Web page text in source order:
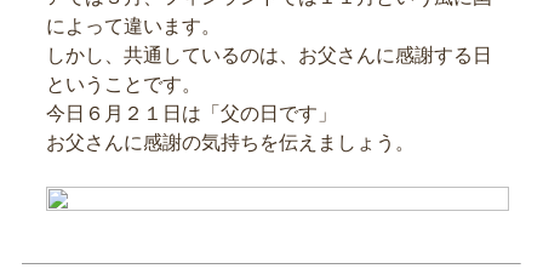
によって違います。
しかし、共通しているのは、お父さんに感謝する日
ということです。
今日６月２１日は「父の日です」
お父さんに感謝の気持ちを伝えましょう。